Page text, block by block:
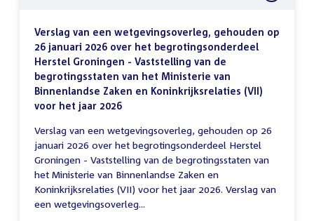
Verslag van een wetgevingsoverleg, gehouden op
26 januari 2026 over het begrotingsonderdeel
Herstel Groningen - Vaststelling van de
begrotingsstaten van het Ministerie van
Binnenlandse Zaken en Koninkrijksrelaties (VII)
voor het jaar 2026
Verslag van een wetgevingsoverleg, gehouden op 26
januari 2026 over het begrotingsonderdeel Herstel
Groningen - Vaststelling van de begrotingsstaten van
het Ministerie van Binnenlandse Zaken en
Koninkrijksrelaties (VII) voor het jaar 2026. Verslag van
een wetgevingsoverleg...